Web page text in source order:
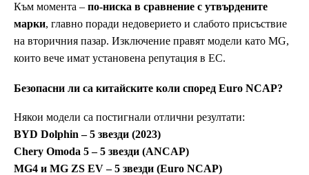
Към момента – по-ниска в сравнение с утвърдените
марки, главно поради недоверието и слабото присъствие
на вторичния пазар. Изключение правят модели като MG,
които вече имат установена репутация в ЕС.
Безопасни ли са китайските коли според Euro NCAP?
Някои модели са постигнали отлични резултати:
BYD Dolphin – 5 звезди (2023)
Chery Omoda 5 – 5 звезди (ANCAP)
MG4 и MG ZS EV – 5 звезди (Euro NCAP)